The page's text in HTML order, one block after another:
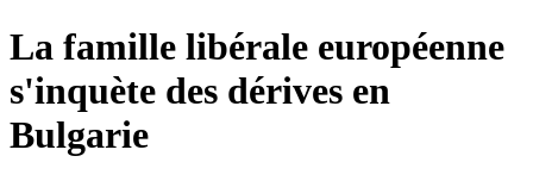
La famille libérale européenne
s'inquète des dérives en
Bulgarie